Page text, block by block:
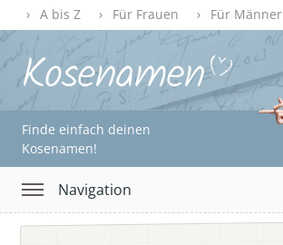
A bis Z Für Frauen Für Männer
Finde einfach deinen
Kosenamen!
Navigation